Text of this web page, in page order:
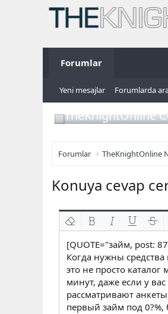
Forumlar
Yeni mesajlar Forumlarda
TheKnightOnline
Forumlar TheKnightOnline
Konuya cevap
[QUOTE="займ, post:
Когда нужны
это не просто
минут, даже если у
рассматривают
первый займ под 0?%,